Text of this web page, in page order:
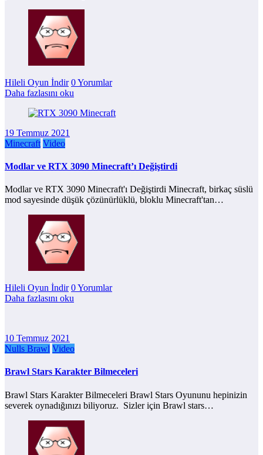
Hileli Oyun İndir 0 Yorumlar
Daha fazlasını oku
19 Temmuz 2021
Minecraft Video
Modlar ve RTX 3090 Minecraft’ı Değiştirdi
Modlar ve RTX 3090 Minecraft'ı Değiştirdi Minecraft, birkaç süslü
mod sayesinde düşük çözünürlüklü, bloklu Minecraft'tan…
Hileli Oyun İndir 0 Yorumlar
Daha fazlasını oku
10 Temmuz 2021
Nulls Brawl Video
Brawl Stars Karakter Bilmeceleri
Brawl Stars Karakter Bilmeceleri Brawl Stars Oyununu hepinizin
severek oynadığınızı biliyoruz. Sizler için Brawl stars…